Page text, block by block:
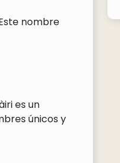
nombre
es un
únicos y